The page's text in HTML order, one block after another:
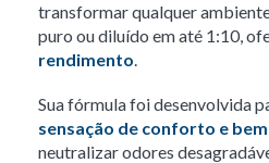
transformar qualquer
puro ou diluído em até 1:10,
rendimento.
Sua fórmula foi desenvolvida
sensação de conforto e
neutralizar odores